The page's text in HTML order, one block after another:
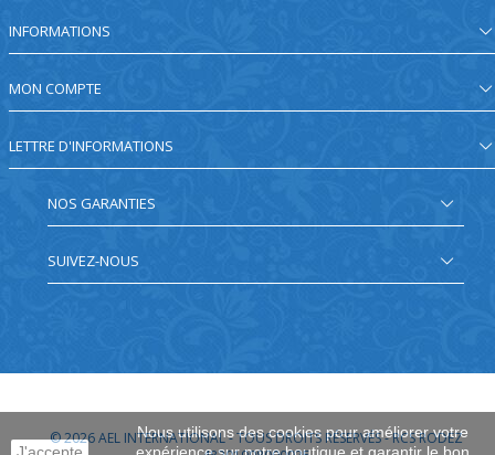
INFORMATIONS
MON COMPTE
LETTRE D'INFORMATIONS
Nous utilisons des cookies pour améliorer votre
NOS GARANTIES
SUIVEZ-NOUS
© 2026AEL INTERNATIONAL - TOUS DROITS RÉSERVÉS - RCS RODEZ